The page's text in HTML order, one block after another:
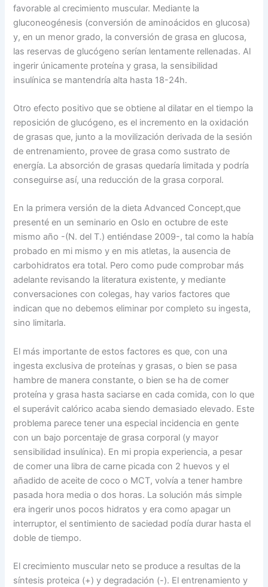
favorable al crecimiento muscular. Mediante la
gluconeogénesis (conversión de aminoácidos en glucosa)
y, en un menor grado, la conversión de grasa en glucosa,
las reservas de glucógeno serían lentamente rellenadas. Al
ingerir únicamente proteína y grasa, la sensibilidad
insulínica se mantendría alta hasta 18-24h.
Otro efecto positivo que se obtiene al dilatar en el tiempo la
reposición de glucógeno, es el incremento en la oxidación
de grasas que, junto a la movilización derivada de la sesión
de entrenamiento, provee de grasa como sustrato de
energía. La absorción de grasas quedaría limitada y podría
conseguirse así, una reducción de la grasa corporal.
En la primera versión de la dieta Advanced Concept,que
presenté en un seminario en Oslo en octubre de este
mismo año -(N. del T.) entiéndase 2009-, tal como la había
probado en mi mismo y en mis atletas, la ausencia de
carbohidratos era total. Pero como pude comprobar más
adelante revisando la literatura existente, y mediante
conversaciones con colegas, hay varios factores que
indican que no debemos eliminar por completo su ingesta,
sino limitarla.
El más importante de estos factores es que, con una
ingesta exclusiva de proteínas y grasas, o bien se pasa
hambre de manera constante, o bien se ha de comer
proteína y grasa hasta saciarse en cada comida, con lo que
el superávit calórico acaba siendo demasiado elevado. Este
problema parece tener una especial incidencia en gente
con un bajo porcentaje de grasa corporal (y mayor
sensibilidad insulínica). En mi propia experiencia, a pesar
de comer una libra de carne picada con 2 huevos y el
añadido de aceite de coco o MCT, volvía a tener hambre
pasada hora media o dos horas. La solución más simple
era ingerir unos pocos hidratos y era como apagar un
interruptor, el sentimiento de saciedad podía durar hasta el
doble de tiempo.
El crecimiento muscular neto se produce a resultas de la
síntesis proteica (+) y degradación (-). El entrenamiento y